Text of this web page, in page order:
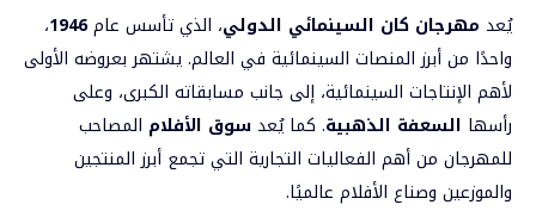
يُعد مهرجان كان السينمائي الدولي، الذي تأسس عام1946،
واحدًا من أبرز المنصات السينمائية في العالم. يشتهر بعروضه الأولى
لأهم الإنتاجات السينمائية، إلى جانب مسابقاته الكبرى، وعلى
رأسها السعفة الذهبية. كما يُعد سوق الأفلام المصاحب
للمهرجان من أهم الفعاليات التجارية التي تجمع أبرز المنتجين
والموزعين وصناع الأفلام عالميًا.